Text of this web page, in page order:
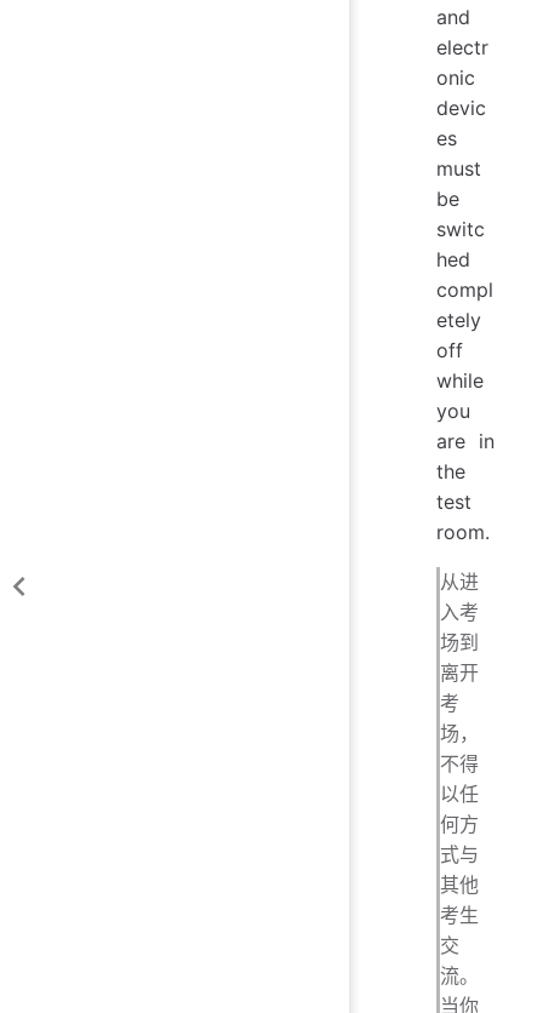
and
electr
onic
devic
es
must
be
switc
hed
compl
etely
off
while
you
are in
the
test
room.
从进
入考
场到
离开
考
场，
不得
以任
何方
式与
其他
考生
交
流。
当你